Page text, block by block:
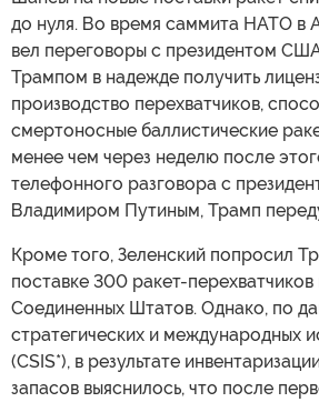
до нуля. Во время саммита НАТО в
вел переговоры с президентом
Трампом в надежде получить
производство перехватчиков,
смертоносные баллистические
менее чем через неделю после
телефонного разговора с
Владимиром Путиным, Трамп
Кроме того, Зеленский попросил
поставке 300 ракет-перехватчиков
Соединенных Штатов. Однако, по
стратегических и международных
(CSIS*), в результате
запасов выяснилось, что после